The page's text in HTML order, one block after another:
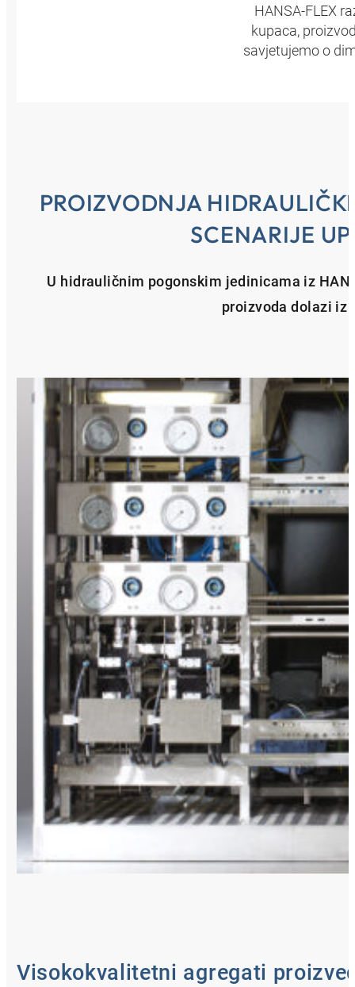
HANSA‑FLEX
kupaca,
savjetujemo o
PROIZVODNJA
SCENARIJE
U hidrauličnim pogonskim jedinicama iz
proizvoda dolazi iz
Visokokvalitetni agregati